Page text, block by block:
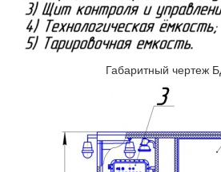
Габаритный чертеж